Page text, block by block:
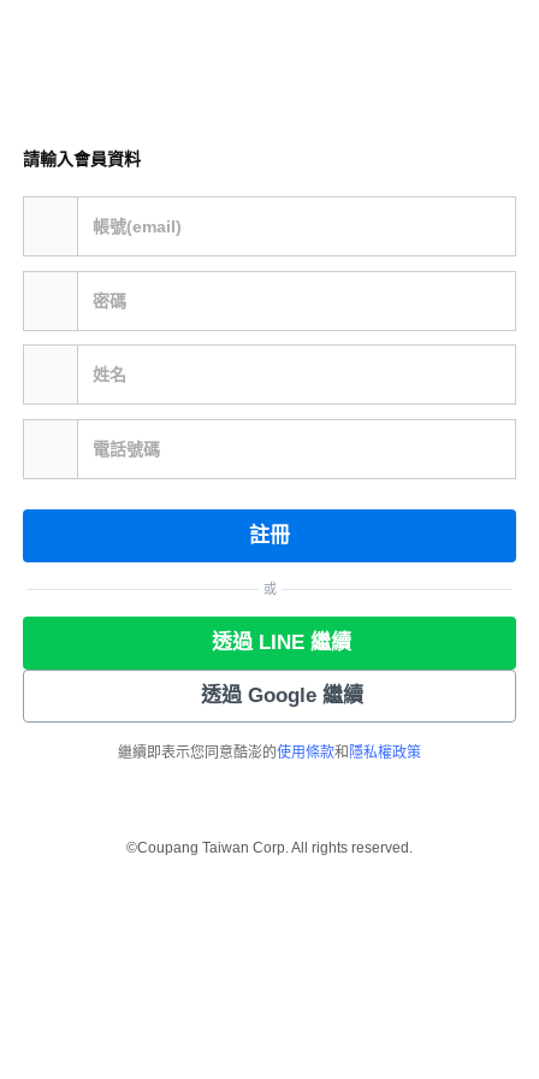
請輸入會員資料
帳號(email)
密碼
姓名
電話號碼
註冊
或
透過 LINE 繼續
透過 Google 繼續
繼續即表示您同意酷澎的使用條款和 隱私權政策
©Coupang Taiwan Corp. All rights reserved.